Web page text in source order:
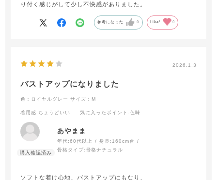
り付く感じがして少し不快感がありました。
参考になった 0 Like! 0
2026.1.3
バストアップになりました
色：ロイヤルグレー サイズ：M
着用感:ちょうどいい 気に入ったポイント :色味
あやまま
年代:60代以上 身長: 160cm台
骨格タイプ:骨格ナチュラル
ソフトな着け心地、バストアップにもなり、